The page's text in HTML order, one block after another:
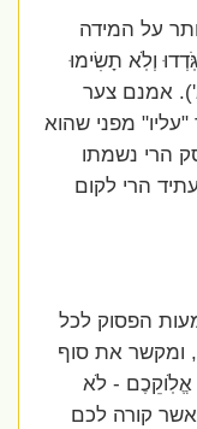
על המידה
וְלֹֽא תָשִׂימוּ
אמנם צער
מפני שהוא
הרי נשמתו
הרי לקום
הפסוק לכל
את סוף
- לֹא
קורה לכם